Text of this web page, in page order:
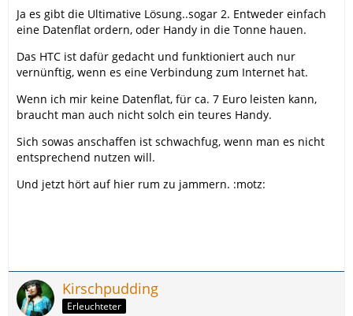
Ja es gibt die Ultimative Lösung..sogar 2. Entweder einfach
eine Datenflat ordern, oder Handy in die Tonne hauen.
Das HTC ist dafür gedacht und funktioniert auch nur
vernünftig, wenn es eine Verbindung zum Internet hat.
Wenn ich mir keine Datenflat, für ca. 7 Euro leisten kann,
braucht man auch nicht solch ein teures Handy.
Sich sowas anschaffen ist schwachfug, wenn man es nicht
entsprechend nutzen will.
Und jetzt hört auf hier rum zu jammern. :motz:
Kirschpudding
Erleuchteter